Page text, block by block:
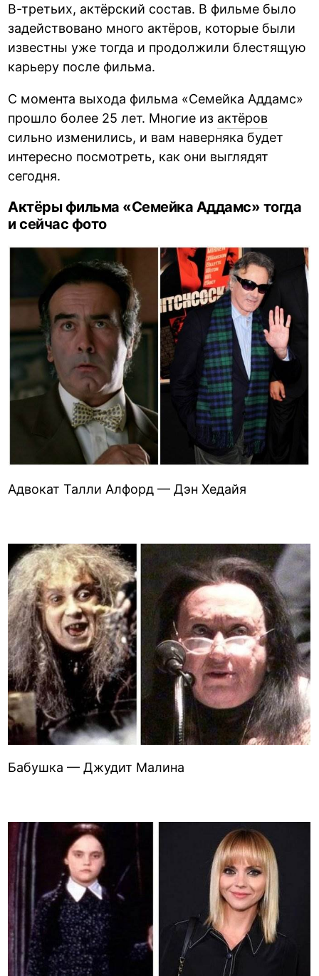
В-третьих, актёрский состав. В фильме было
задействовано много актёров, которые были
известны уже тогда и продолжили блестящую
карьеру после фильма.
С момента выхода фильма «Семейка Аддамс»
прошло более 25 лет. Многие из актёров
сильно изменились, и вам наверняка будет
интересно посмотреть, как они выглядят
сегодня.
Актёры фильма «Семейка Аддамс» тогда
и сейчас фото
Адвокат Талли Алфорд — Дэн Хедайя
Бабушка — Джудит Малина